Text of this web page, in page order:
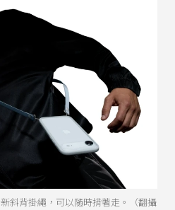
斜背掛繩，可以隨時揹著走。（翻攝